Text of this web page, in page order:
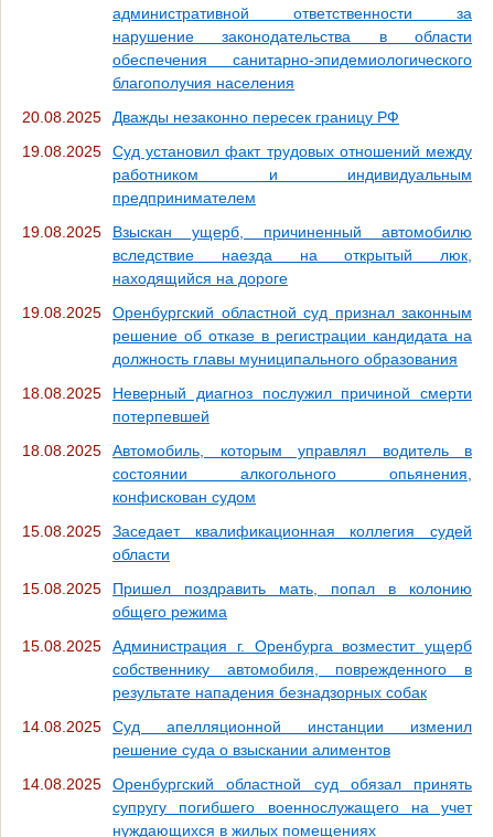
административной ответственности за
нарушение законодательства в области
обеспечения санитарно-эпидемиологического
благополучия населения
20.08.2025
Дважды незаконно пересек границу РФ
19.08.2025
Суд установил факт трудовых отношений между
работником и индивидуальным
предпринимателем
19.08.2025
Взыскан ущерб, причиненный автомобилю
вследствие наезда на открытый люк,
находящийся на дороге
19.08.2025
Оренбургский областной суд признал законным
решение об отказе в регистрации кандидата на
должность главы муниципального образования
18.08.2025
Неверный диагноз послужил причиной смерти
потерпевшей
18.08.2025
Автомобиль, которым управлял водитель в
состоянии алкогольного опьянения,
конфискован судом
15.08.2025
Заседает квалификационная коллегия судей
области
15.08.2025
Пришел поздравить мать, попал в колонию
общего режима
15.08.2025
Администрация г. Оренбурга возместит ущерб
собственнику автомобиля, поврежденного в
результате нападения безнадзорных собак
14.08.2025
Суд апелляционной инстанции изменил
решение суда о взыскании алиментов
14.08.2025
Оренбургский областной суд обязал принять
супругу погибшего военнослужащего на учет
нуждающихся в жилых помещениях